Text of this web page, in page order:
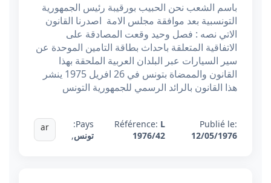
باسم الشعب نحن الحبيب بورقيبة رئيس الجمهورية
التونسبية بعد موافقة مجلس الامة اصدرنا القانون
الاتي نصه : فصل وحيد وقعت المصادقة على
الاتفاقية المتعلقة باحداث بطاقة التامين الموحدة عن
سير السيارات عبر البلدان العربية الملحقة بهذا
القانون والممضاة بتونس في 26 افريل 1975 ينشر
هذا القانون بالرائد الرسمي للجمهورية التونس
Publié le:
12/05/1976
Référence: L
1976/42
Pays:
تونس,
ar